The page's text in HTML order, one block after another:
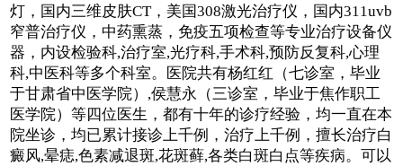
灯，国内三维皮肤CT，美国308激光治疗仪，国内311uvb
窄普治疗仪，中药熏蒸，免疫五项检查等专业治疗设备仪
器，内设检验科,治疗室,光疗科,手术科,预防反复科,心理
科,中医科等多个科室。医院共有杨红红（七诊室，毕业
于甘肃省中医学院）,侯慧永（三诊室，毕业于焦作职工
医学院）等四位医生，都有十年的诊疗经验，均一直在本
院坐诊，均已累计接诊上千例，治疗上千例，擅长治疗白
癜风,晕痣,色素减退斑,花斑藓,各类白斑白点等疾病。可以